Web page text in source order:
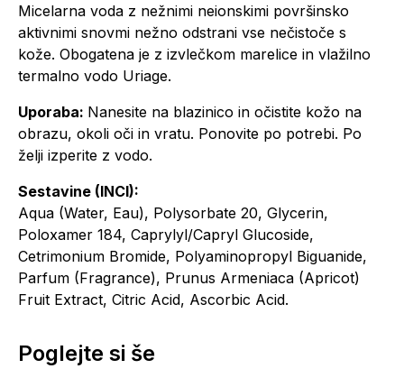
Micelarna voda z nežnimi neionskimi površinsko
aktivnimi snovmi nežno odstrani vse nečistoče s
kože. Obogatena je z izvlečkom marelice in vlažilno
termalno vodo Uriage.
Uporaba: Nanesite na blazinico in očistite kožo na
obrazu, okoli oči in vratu. Ponovite po potrebi. Po
želji izperite z vodo.
Sestavine (INCI):
Aqua (Water, Eau), Polysorbate 20, Glycerin,
Poloxamer 184, Caprylyl/Capryl Glucoside,
Cetrimonium Bromide, Polyaminopropyl Biguanide,
Parfum (Fragrance), Prunus Armeniaca (Apricot)
Fruit Extract, Citric Acid, Ascorbic Acid.
Poglejte si še